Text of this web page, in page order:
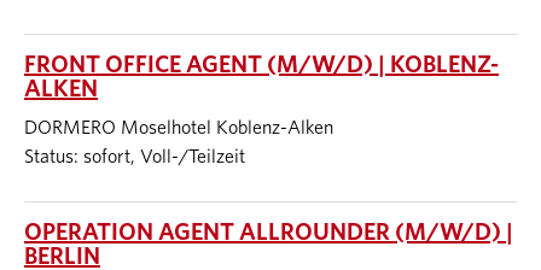
FRONT OFFICE AGENT (M/W/D) | KOBLENZ-
ALKEN
DORMERO Moselhotel Koblenz-Alken
Status: sofort, Voll-/Teilzeit
OPERATION AGENT ALLROUNDER (M/W/D) |
BERLIN